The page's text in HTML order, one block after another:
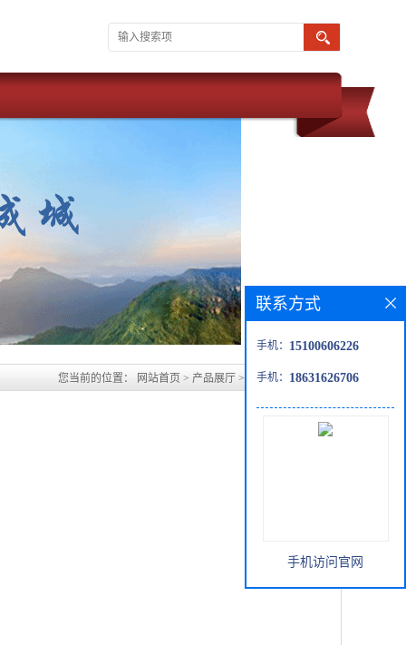
您当前的位置： 网站首页 > 产品展厅 > 渭南玻璃鳞片防腐
联系方式
手机： 15100606226
手机： 18631626706
手机访问官网